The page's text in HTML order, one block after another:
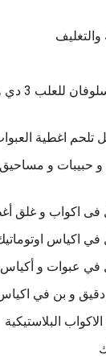
والتغليف
ماكينات
اغطية
و حبيبات و
فى اكواب و غلق
في اكياس
في عبوات و أكياس
دقيق و بن في
البلاستيكية